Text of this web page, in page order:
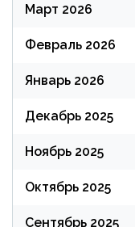
Март 2026
Февраль 2026
Январь 2026
Декабрь 2025
Ноябрь 2025
Октябрь 2025
Сентябрь 2025